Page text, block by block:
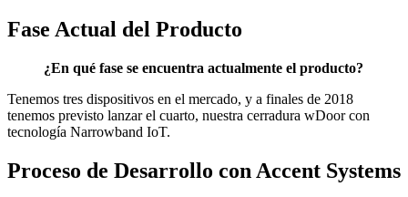
Fase Actual del Producto
¿En qué fase se encuentra actualmente el producto?
Tenemos tres dispositivos en el mercado, y a finales de 2018
tenemos previsto lanzar el cuarto, nuestra cerradura wDoor con
tecnología Narrowband IoT.
Proceso de Desarrollo con Accent Systems